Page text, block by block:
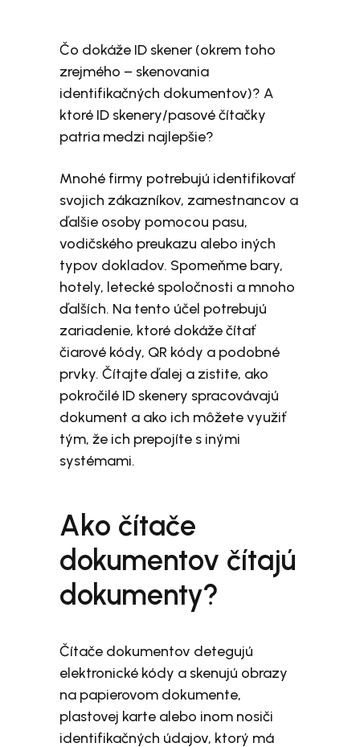
Čo dokáže ID skener (okrem toho
zrejmého – skenovania
identifikačných dokumentov)? A
ktoré ID skenery/pasové čítačky
patria medzi najlepšie?
Mnohé firmy potrebujú identifikovať
svojich zákazníkov, zamestnancov a
ďalšie osoby pomocou pasu,
vodičského preukazu alebo iných
typov dokladov. Spomeňme bary,
hotely, letecké spoločnosti a mnoho
ďalších. Na tento účel potrebujú
zariadenie, ktoré dokáže čítať
čiarové kódy, QR kódy a podobné
prvky. Čítajte ďalej a zistite, ako
pokročilé ID skenery spracovávajú
dokument a ako ich môžete využiť
tým, že ich prepojíte s inými
systémami.
Ako čítače
dokumentov čítajú
dokumenty?
Čítače dokumentov detegujú
elektronické kódy a skenujú obrazy
na papierovom dokumente,
plastovej karte alebo inom nosiči
identifikačných údajov, ktorý má